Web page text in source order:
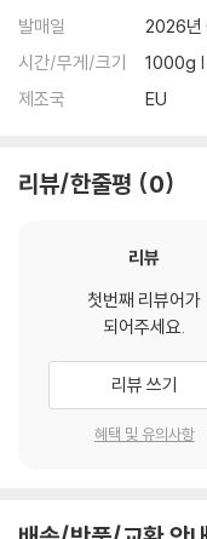
발매일
2026년
시간/무게/크기
1000g |
제조국
EU
리뷰/한줄평 0
리뷰
첫번째 리뷰어가
되어주세요.
리뷰 쓰기
혜택 및 유의사항